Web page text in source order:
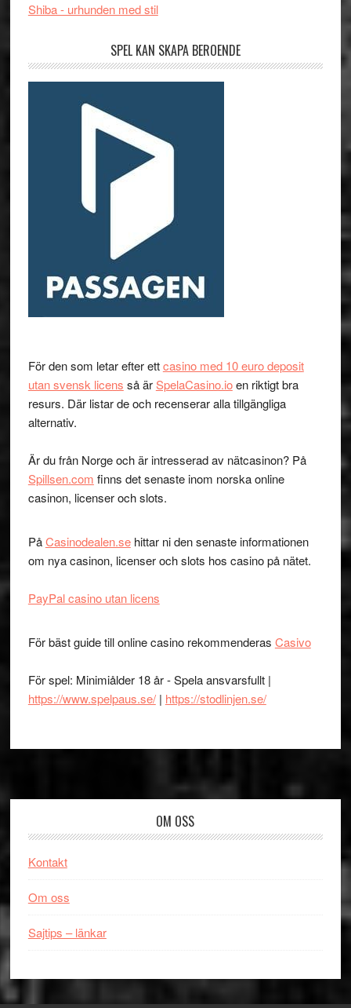
Shiba - urhunden med stil
SPEL KAN SKAPA BEROENDE
För den som letar efter ettcasino med 10 euro deposit
utan svensk licens så ärSpelaCasino.ioen riktigt bra
resurs. Där listar de och recenserar alla tillgängliga
alternativ.
Är du från Norge och är intresserad av nätcasinon? På
Spillsen.com finns det senaste inom norska online
casinon, licenser och slots.
PåCasinodealen.sehittar ni den senaste informationen
om nya casinon, licenser och slots hos casino på nätet.
PayPal casino utan licens
För bäst guide till online casino rekommenderas Casivo
För spel: Minimiålder 18 år - Spela ansvarsfullt |
https://www.spelpaus.se/| https://stodlinjen.se/
OM OSS
Kontakt
Om oss
Sajtips – länkar